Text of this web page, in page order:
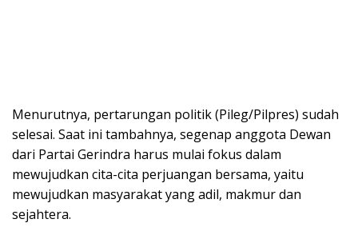
Menurutnya, pertarungan politik (Pileg/Pilpres) sudah
selesai. Saat ini tambahnya, segenap anggota Dewan
dari Partai Gerindra harus mulai fokus dalam
mewujudkan cita-cita perjuangan bersama, yaitu
mewujudkan masyarakat yang adil, makmur dan
sejahtera.